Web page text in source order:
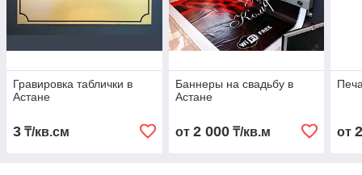
Гравировка таблички в
Астане
3 ₸/кв.см
Баннеры на свадьбу в
Астане
от 2 000₸/кв.м от